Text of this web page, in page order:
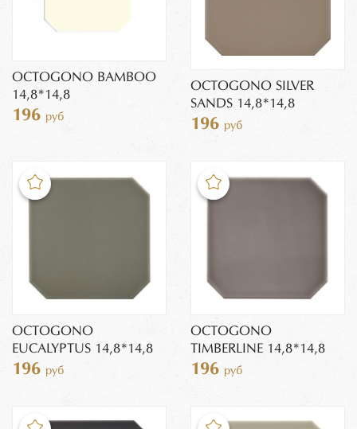
OCTOGONO BAMBOO
14,8*14,8
196 руб
OCTOGONO SILVER
SANDS 14,8*14,8
196 руб
OCTOGONO
EUCALYPTUS 14,8*14,8
196 руб
OCTOGONO
TIMBERLINE 14,8*14,8
196 руб